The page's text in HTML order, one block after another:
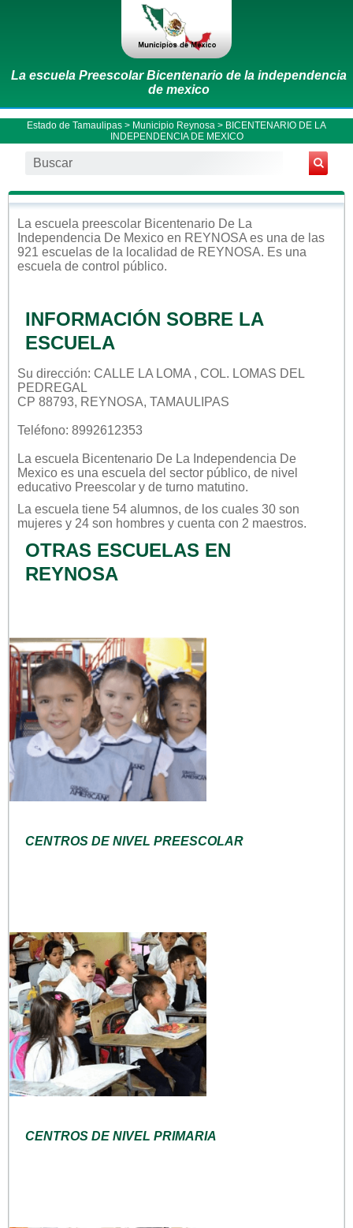
La escuela Preescolar Bicentenario de la independencia
de mexico
Estado de Tamaulipas > Municipio Reynosa > BICENTENARIO DE LA
INDEPENDENCIA DE MEXICO
La escuela preescolar Bicentenario De La
Independencia De Mexico en REYNOSA es una de las
921 escuelas de la localidad de REYNOSA. Es una
escuela de control público.
INFORMACIÓN SOBRE LA
ESCUELA
Su dirección: CALLE LA LOMA , COL. LOMAS DEL
PEDREGAL
CP 88793, REYNOSA, TAMAULIPAS
Teléfono: 8992612353
La escuela Bicentenario De La Independencia De
Mexico es una escuela del sector público, de nivel
educativo Preescolar y de turno matutino.
La escuela tiene 54 alumnos, de los cuales 30 son
mujeres y 24 son hombres y cuenta con 2 maestros.
OTRAS ESCUELAS EN
REYNOSA
CENTROS DE NIVEL PREESCOLAR
CENTROS DE NIVEL PRIMARIA